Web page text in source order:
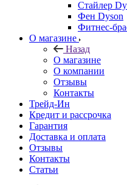
Стайлер
Фен Dyson
Фитнес-
О магазине
Назад
О магазине
О компании
Отзывы
Контакты
Трейд-Ин
Кредит и рассрочка
Гарантия
Доставка и оплата
Отзывы
Контакты
Статьи